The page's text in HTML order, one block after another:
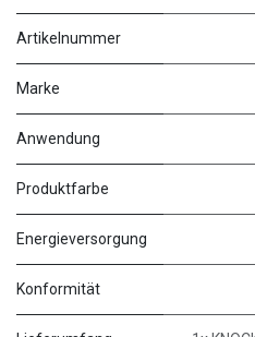
Artikelnummer
Marke
Anwendung
Produktfarbe
Energieversorgung
Konformität